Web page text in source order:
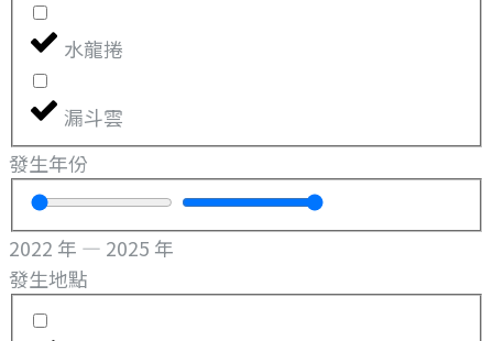
水龍捲
漏斗雲
發生年份
2022 年 — 2025 年
發生地點